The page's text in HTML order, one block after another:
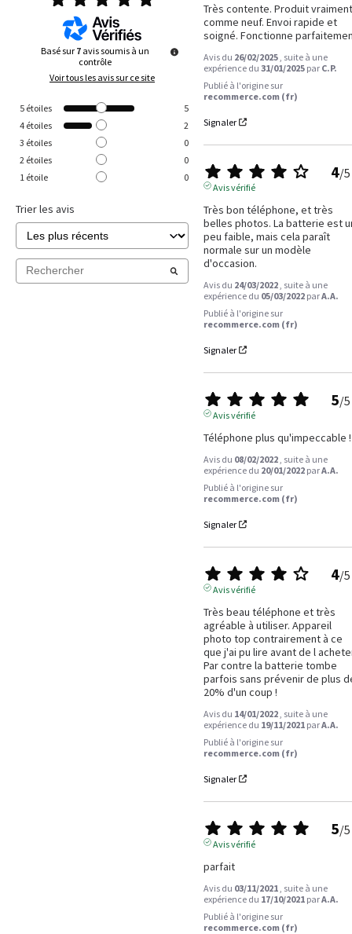
Basé sur 7 avis soumis à un
contrôle
Voir tous les avis sur ce site
5 étoiles
5
4 étoiles
2
3 étoiles
0
2 étoiles
0
1 étoile 0
Trier les avis
Très contente. Produit vraiment
comme neuf. Envoi rapide et
soigné. Fonctionne
Avis du 26/02/2025 , suite à une
expérience du 31/01/2025 par C.P.
Publié à l'origine sur
recommerce.com (fr)
Signaler
4/5
Avis vérifié
Très bon téléphone, et très
belles photos. La batterie est
peu faible, mais cela paraît
normale sur un modèle
d'occasion.
Avis du 24/03/2022 , suite à une
expérience du 05/03/2022 parA.A.
Publié à l'origine sur
recommerce.com (fr)
Signaler
5/5
Avis vérifié
Téléphone plus qu'impeccable !
Avis du 08/02/2022 , suite à une
expérience du 20/01/2022 parA.A.
Publié à l'origine sur
recommerce.com (fr)
Signaler
4/5
Avis vérifié
Très beau téléphone et très
agréable à utiliser. Appareil
photo top contrairement à ce
que j'ai pu lire avant de l
Par contre la batterie tombe
parfois sans prévenir de plus
20% d'un coup !
Avis du 14/01/2022 , suite à une
expérience du 19/11/2021 parA.A.
Publié à l'origine sur
recommerce.com (fr)
Signaler
5/5
Avis vérifié
parfait
Avis du 03/11/2021 , suite à une
expérience du 17/10/2021 parA.A.
Publié à l'origine sur
recommerce.com (fr)